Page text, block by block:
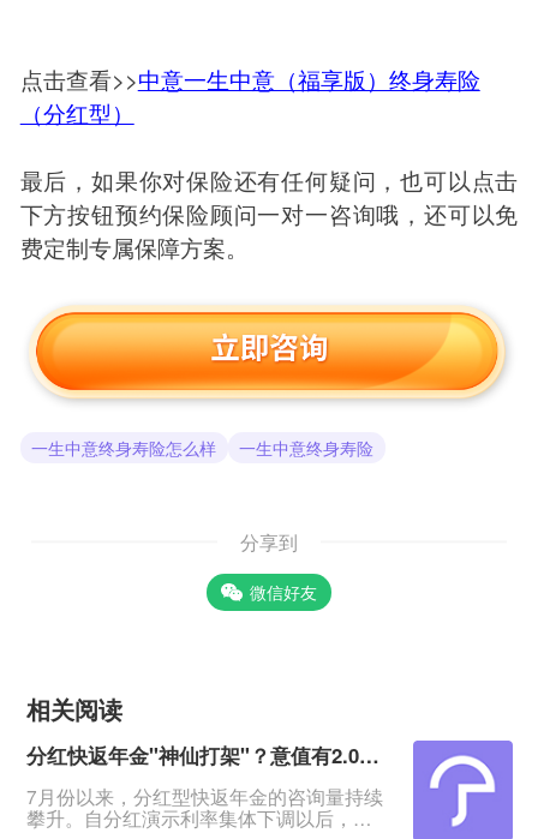
点击查看>>中意一生中意（福享版）终身寿险
（分红型）
最后，如果你对保险还有任何疑问，也可以点击
下方按钮预约保险顾问一对一咨询哦，还可以免
费定制专属保障方案。
一生中意终身寿险怎么样 一生中意终身寿险
分享到
微信好友
相关阅读
分红快返年金"神仙打架"？意值有2.0深度测评！
7月份以来，分红型快返年金的咨询量持续
攀升。自分红演示利率集体下调以后，相